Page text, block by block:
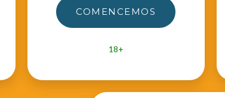
COMENCEMOS
18+